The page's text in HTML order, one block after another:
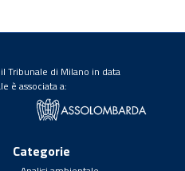
Tribunale di Milano in data
è associata a:
Categorie